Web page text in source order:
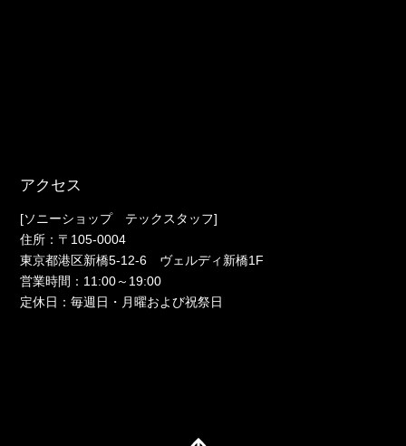
アクセス
[ソニーショップ テックスタッフ]
住所：〒105-0004
東京都港区新橋5-12-6 ヴェルディ新橋1F
営業時間：11:00～19:00
定休日：毎週日・月曜および祝祭日